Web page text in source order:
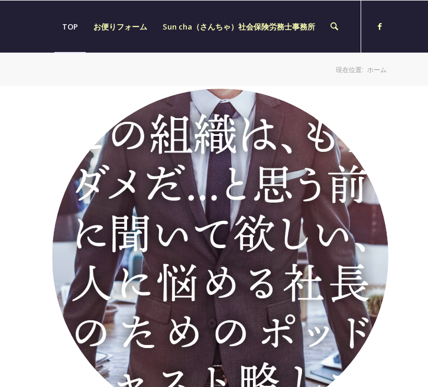
TOP お便りフォーム Sun cha（さんちゃ）社会保険労務士事務所
現在位置: ホーム